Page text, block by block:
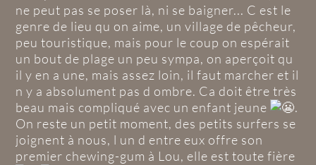
ne peut pas se poser là, ni se baigner... C est le
genre de lieu qu on aime, un village de pêcheur,
peu touristique, mais pour le coup on espérait
un bout de plage un peu sympa, on aperçoit qu
il y en a une, mais assez loin, il faut marcher et il
n y a absolument pas d ombre. Ca doit être très
beau mais compliqué avec un enfant jeune
.
On reste un petit moment, des petits surfers se
joignent à nous, l un d entre eux offre son
premier chewing-gum à Lou, elle est toute fière